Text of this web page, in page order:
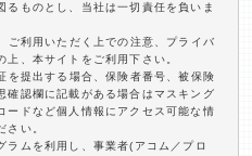
るものとし、当社は一切責任を負いま
ご利用いただく上での注意、プライバ
、本サイトをご利用下さい。
を提出する場合、保険者番号、被保険
確認欄に記載がある場合はマスキング
ードなど個人情報にアクセス可能な情
さい。
ムを利用し、事業者(アコム／プロ